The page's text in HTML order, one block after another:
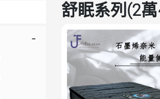
舒眠系列(2